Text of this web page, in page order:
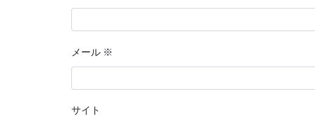
メール ※
サイト